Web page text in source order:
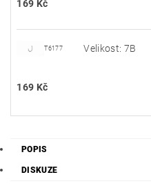
169 Kč
T6177 Velikost: 7B
169 Kč
POPIS
DISKUZE